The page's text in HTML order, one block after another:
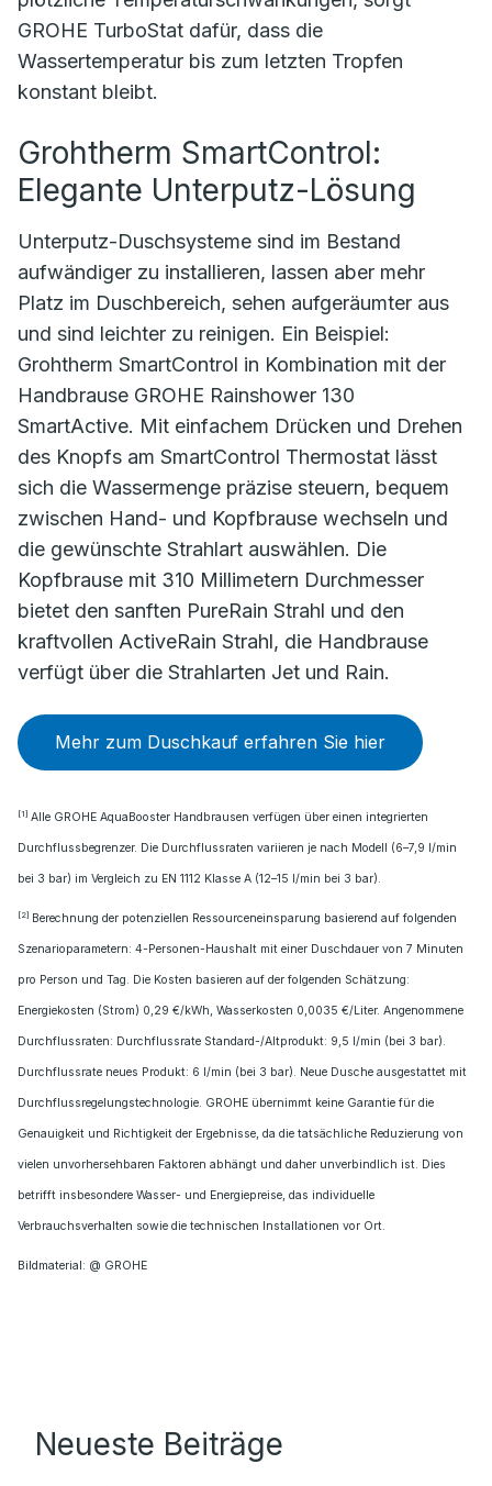
GROHE TurboStat dafür, dass die
Wassertemperatur bis zum letzten Tropfen
konstant bleibt.
Grohtherm SmartControl:
Elegante Unterputz-Lösung
Unterputz-Duschsysteme sind im Bestand
aufwändiger zu installieren, lassen aber mehr
Platz im Duschbereich, sehen aufgeräumter aus
und sind leichter zu reinigen. Ein Beispiel:
Grohtherm SmartControl in Kombination mit der
Handbrause GROHE Rainshower 130
SmartActive. Mit einfachem Drücken und Drehen
des Knopfs am SmartControl Thermostat lässt
sich die Wassermenge präzise steuern, bequem
zwischen Hand- und Kopfbrause wechseln und
die gewünschte Strahlart auswählen. Die
Kopfbrause mit 310 Millimetern Durchmesser
bietet den sanften PureRain Strahl und den
kraftvollen ActiveRain Strahl, die Handbrause
verfügt über die Strahlarten Jet und Rain.
Mehr zum Duschkauf erfahren Sie hier
[1] Alle GROHE AquaBooster Handbrausen verfügen über einen integrierten
Durchflussbegrenzer. Die Durchflussraten variieren je nach Modell (6–7,9 l/min
bei 3 bar) im Vergleich zu EN 1112 Klasse A (12–15 l/min bei 3 bar).
[2] Berechnung der potenziellen Ressourceneinsparung basierend auf folgenden
Szenarioparametern: 4-Personen-Haushalt mit einer Duschdauer von 7 Minuten
pro Person und Tag. Die Kosten basieren auf der folgenden Schätzung:
Energiekosten (Strom) 0,29 €/kWh, Wasserkosten 0,0035 €/Liter. Angenommene
Durchflussraten: Durchflussrate Standard-/Altprodukt: 9,5 l/min (bei 3 bar).
Durchflussrate neues Produkt: 6 l/min (bei 3 bar). Neue Dusche ausgestattet mit
Durchflussregelungstechnologie. GROHE übernimmt keine Garantie für die
Genauigkeit und Richtigkeit der Ergebnisse, da die tatsächliche Reduzierung von
vielen unvorhersehbaren Faktoren abhängt und daher unverbindlich ist. Dies
betrifft insbesondere Wasser- und Energiepreise, das individuelle
Verbrauchsverhalten sowie die technischen Installationen vor Ort.
Bildmaterial: @ GROHE
Neueste Beiträge